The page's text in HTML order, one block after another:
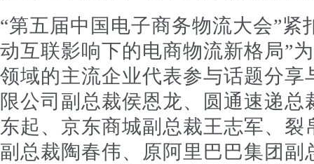
“第五届中国电子商务物流大会”紧
动互联影响下的电商物流新格局”
领域的主流企业代表参与话题分
限公司副总裁侯恩龙、圆通速递总
东起、京东商城副总裁王志军、
副总裁陶春伟、原阿里巴巴集团副